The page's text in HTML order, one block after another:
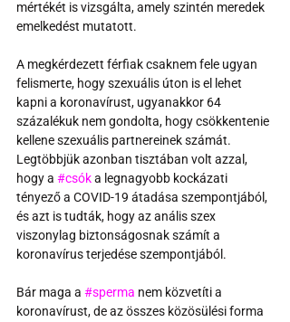
mértékét is vizsgálta, amely szintén meredek
emelkedést mutatott.
A megkérdezett férfiak csaknem fele ugyan
felismerte, hogy szexuális úton is el lehet
kapni a koronavírust, ugyanakkor 64
százalékuk nem gondolta, hogy csökkentenie
kellene szexuális partnereinek számát.
Legtöbbjük azonban tisztában volt azzal,
hogy a #csók a legnagyobb kockázati
tényező a COVID-19 átadása szempontjából,
és azt is tudták, hogy az anális szex
viszonylag biztonságosnak számít a
koronavírus terjedése szempontjából.
Bár maga a #sperma nem közvetíti a
koronavírust, de az összes közösülési forma